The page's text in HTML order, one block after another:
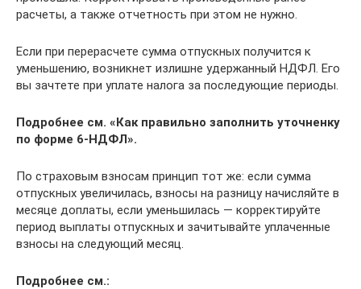
расчеты, а также отчетность при этом не нужно.
Если при перерасчете сумма отпускных получится к
уменьшению, возникнет излишне удержанный НДФЛ. Его
вы зачтете при уплате налога за последующие периоды.
Подробнее см. «Как правильно заполнить уточненку
по форме 6-НДФЛ».
По страховым взносам принцип тот же: если сумма
отпускных увеличилась, взносы на разницу начисляйте в
месяце доплаты, если уменьшилась — корректируйте
период выплаты отпускных и зачитывайте уплаченные
взносы на следующий месяц.
Подробнее см.: